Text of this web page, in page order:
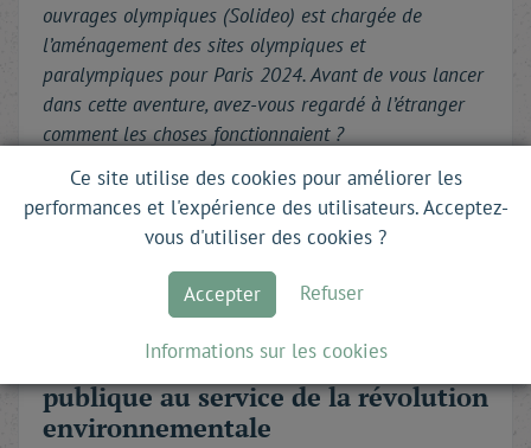
ouvrages olympiques (Solideo) est chargée de
l’aménagement des sites olympiques et
paralympiques pour Paris 2024. Avant de vous lancer
dans cette aventure, avez-vous regardé à l’étranger
comment les choses fonctionnaient ?
Lire la suite
Les outils de la commande
publique au service de la révolution
environnementale
Ce site utilise des cookies pour améliorer les
performances et l'expérience des utilisateurs. Acceptez-
vous d'utiliser des cookies ?
Accepter Refuser
Informations sur les cookies